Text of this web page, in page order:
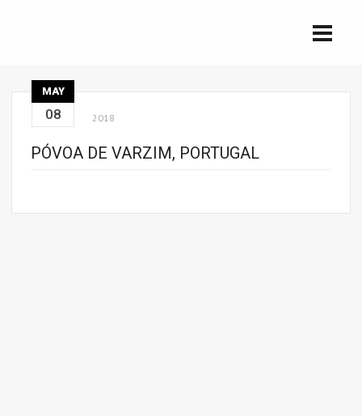
MAY
08 2018
PÓVOA DE VARZIM, PORTUGAL